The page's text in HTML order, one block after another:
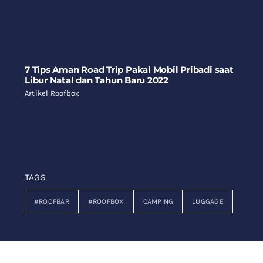
7 Tips Aman Road Trip Pakai Mobil Pribadi saat
Libur Natal dan Tahun Baru 2022
Artikel Roofbox
TAGS
#ROOFBAR #ROOFBOX CAMPING LUGGAGE